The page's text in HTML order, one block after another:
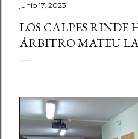
junio 17, 2023
LOS CALPES RINDE
ÁRBITRO MATEU